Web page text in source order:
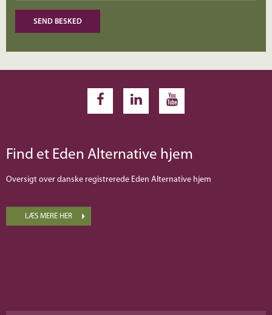
Find et Eden Alternative hjem
Oversigt over danske registrerede Eden Alternative hjem
LÆS MERE HER